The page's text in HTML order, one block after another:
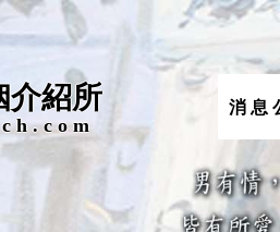
介紹所
h . c o m
消 息